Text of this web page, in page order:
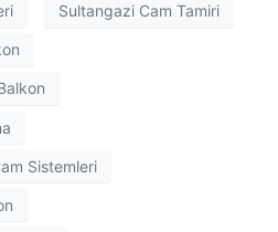
Sultangazi Cam Tamiri
Sistemleri